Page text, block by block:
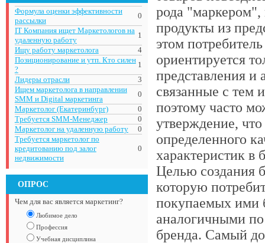
Формула оценки эффективности
рассылки
0
IT Компания ищет Маркетологов на
удаленную работу
1
Ищу работу маркетолога
4
Позиционирование и утп. Кто силен
?
1
Лидеры отрасли
3
Ищем маркетолога в направлении
SMM и Digital маркетинга
0
Маркетолог (Екатеринбург)
0
Требуется SMM-Менеджер
0
Маркетолог на удаленную работу
0
Требуется маркетолог по
кредитованию под залог
недвижимости
0
ОПРОС
Чем для вас является маркетинг?
Любимое дело
Профессия
Учебная дисциплина
рода
продукты из
этом
ориентируется
представления и
связанные с тем
поэтому часто
утверждение,
определенного
характеристик в
Целью создания
которую
покупаемых ими
аналогичными
бренда. Самый